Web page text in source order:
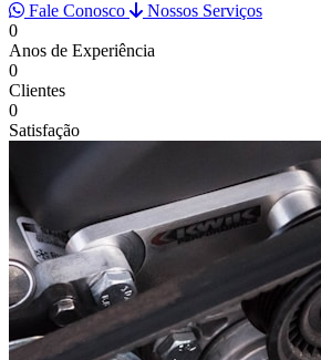
Fale Conosco
Nossos Serviços
0
Anos de Experiência
0
Clientes
0
Satisfação